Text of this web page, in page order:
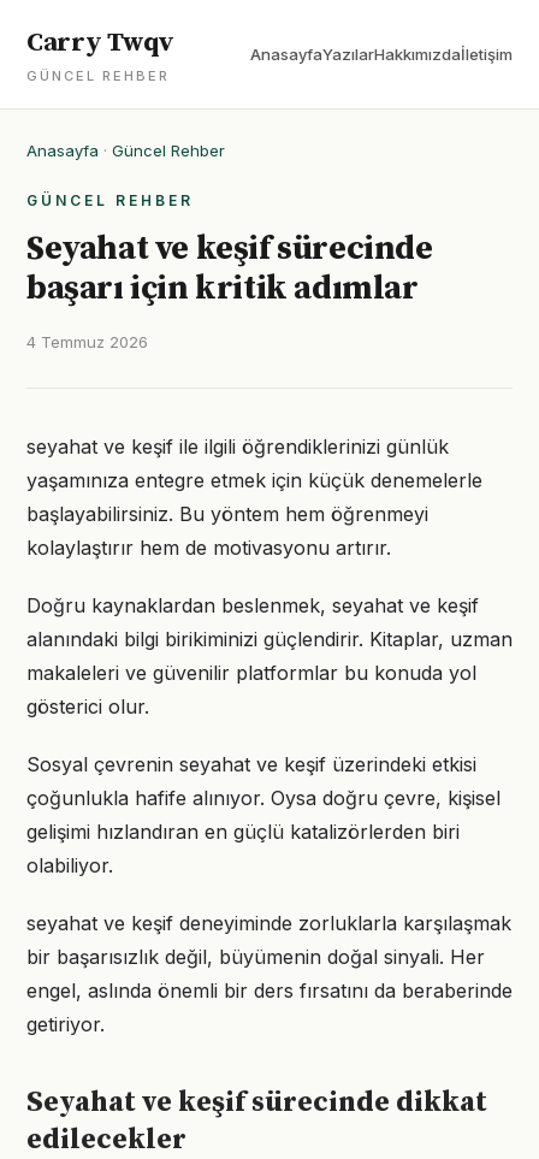
Carry Twqv
GÜNCEL REHBER
AnasayfaYazılarHakkımızdaİletişim
Anasayfa · Güncel Rehber
GÜNCEL REHBER
Seyahat ve keşif sürecinde
başarı için kritik adımlar
4 Temmuz 2026
seyahat ve keşif ile ilgili öğrendiklerinizi günlük
yaşamınıza entegre etmek için küçük denemelerle
başlayabilirsiniz. Bu yöntem hem öğrenmeyi
kolaylaştırır hem de motivasyonu artırır.
Doğru kaynaklardan beslenmek, seyahat ve keşif
alanındaki bilgi birikiminizi güçlendirir. Kitaplar, uzman
makaleleri ve güvenilir platformlar bu konuda yol
gösterici olur.
Sosyal çevrenin seyahat ve keşif üzerindeki etkisi
çoğunlukla hafife alınıyor. Oysa doğru çevre, kişisel
gelişimi hızlandıran en güçlü katalizörlerden biri
olabiliyor.
seyahat ve keşif deneyiminde zorluklarla karşılaşmak
bir başarısızlık değil, büyümenin doğal sinyali. Her
engel, aslında önemli bir ders fırsatını da beraberinde
getiriyor.
Seyahat ve keşif sürecinde dikkat
edilecekler